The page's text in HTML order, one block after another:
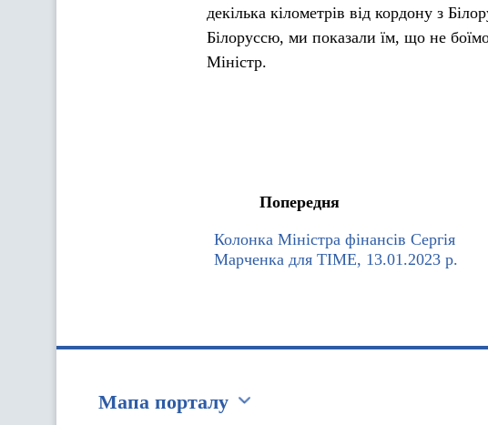
декілька кілометрів від кордону з
Білоруссю, ми показали їм, що не
Міністр.
Попередня
Колонка Міністра фінансів Сергія
Марченка для TIME, 13.01.2023 р.
Мапа порталу